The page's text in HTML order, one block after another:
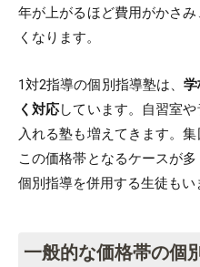
年が上がるほど費用がかさ
くなります。
1対2指導の個別指導塾は、
く対応しています。自習室
入れる塾も増えてきます。
この価格帯となるケースが
個別指導を併用する生徒もい
一般的な価格帯の個